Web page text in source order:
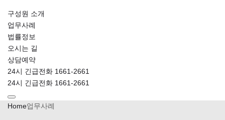
구성원 소개
업무사례
법률정보
오시는 길
상담예약
24시 긴급전화 1661-2661
24시 긴급전화 1661-2661
Home업무사례